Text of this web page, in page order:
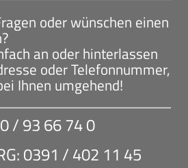
oder wünschen einen
an oder hinterlassen
oder Telefonnummer,
Ihnen umgehend!
/ 93 66 74 0
0391 / 402 11 45